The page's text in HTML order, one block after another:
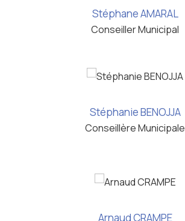
Stéphane AMARAL
Conseiller Municipal
Stéphanie BENOJJA
Conseillère Municipale
Arnaud CRAMPE